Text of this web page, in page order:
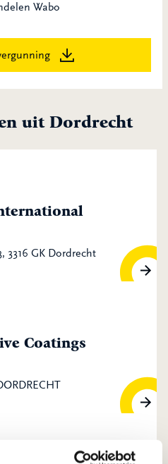
Wabo
uit Dordrecht
3316 GK Dordrecht
Coatings